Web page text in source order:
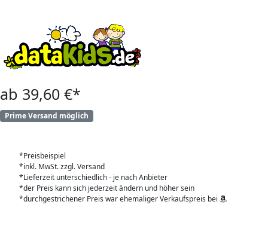
ab 39,60 €*
Prime Versand möglich
*Preisbeispiel
*inkl. MwSt. zzgl. Versand
*Lieferzeit unterschiedlich - je nach Anbieter
*der Preis kann sich jederzeit ändern und höher sein
*durchgestrichener Preis war ehemaliger Verkaufspreis bei